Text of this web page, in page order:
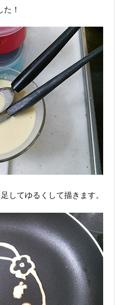
！
してゆるくして描きます。